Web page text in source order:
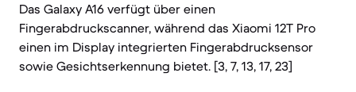
Das Galaxy A16 verfügt über einen
Fingerabdruckscanner, während das Xiaomi 12T Pro
einen im Display integrierten Fingerabdrucksensor
sowie Gesichtserkennung bietet. [3, 7, 13, 17, 23]